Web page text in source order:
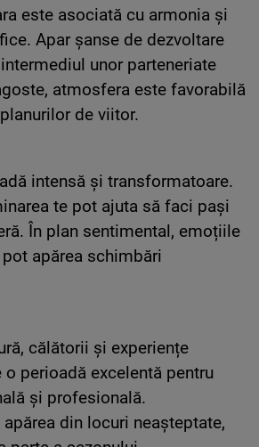
este asociată cu armonia și
Apar șanse de dezvoltare
unor parteneriate
atmosfera este favorabilă
de viitor.
intensă și transformatoare.
te pot ajuta să faci pași
În plan sentimental, emoțiile
apărea schimbări
călătorii și experiențe
perioadă excelentă pentru
și profesională.
din locuri neașteptate,